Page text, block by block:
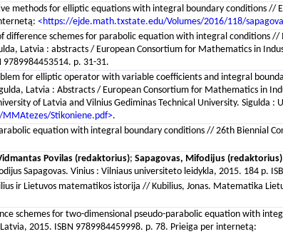
methods for elliptic equations with integral boundary conditions //
<https://ejde.math.txstate.edu/Volumes/2016/118/
difference schemes for parabolic equation with integral conditions
Latvia : abstracts / European Consortium for Mathematics in
9789984453514. p. 31-31.
for elliptic operator with variable coefficients and integral
Latvia : Abstracts / European Consortium for Mathematics in
of Latvia and Vilnius Gediminas Technical University. Sigulda :
Stikoniene.pdf>.
equation with integral boundary conditions // 26th Biennial
Povilas (redaktorius); Sapagovas, Mifodijus (redaktorius)
Sapagovas. Vinius : Vilniaus universiteto leidykla, 2015. 184 p.
ir Lietuvos matematikos istorija // Kubilius, Jonas. Matematika
schemes for two-dimensional pseudo-parabolic equation with
2015. ISBN 9789984459998. p. 78. Prieiga per internetą: